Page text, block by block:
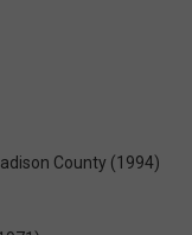
County (1994)